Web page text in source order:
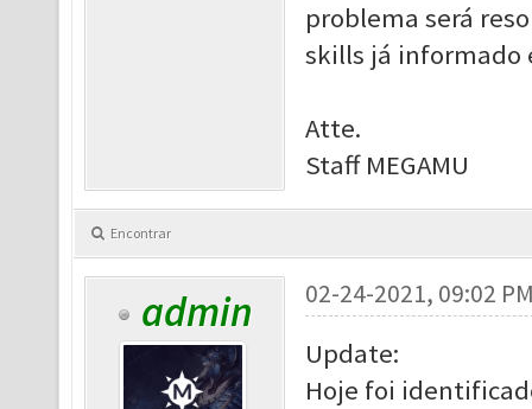
problema será
skills já informado
Atte.
Staff MEGAMU
Encontrar
admin 02-24-2021, 09:02
Update:
Hoje foi